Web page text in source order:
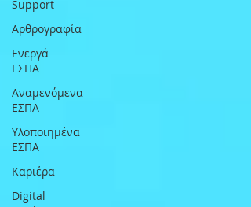
Support
Αρθρογραφία
Ενεργά
ΕΣΠΑ
Αναμενόμενα
ΕΣΠΑ
Υλοποιημένα
ΕΣΠΑ
Καριέρα
Digital